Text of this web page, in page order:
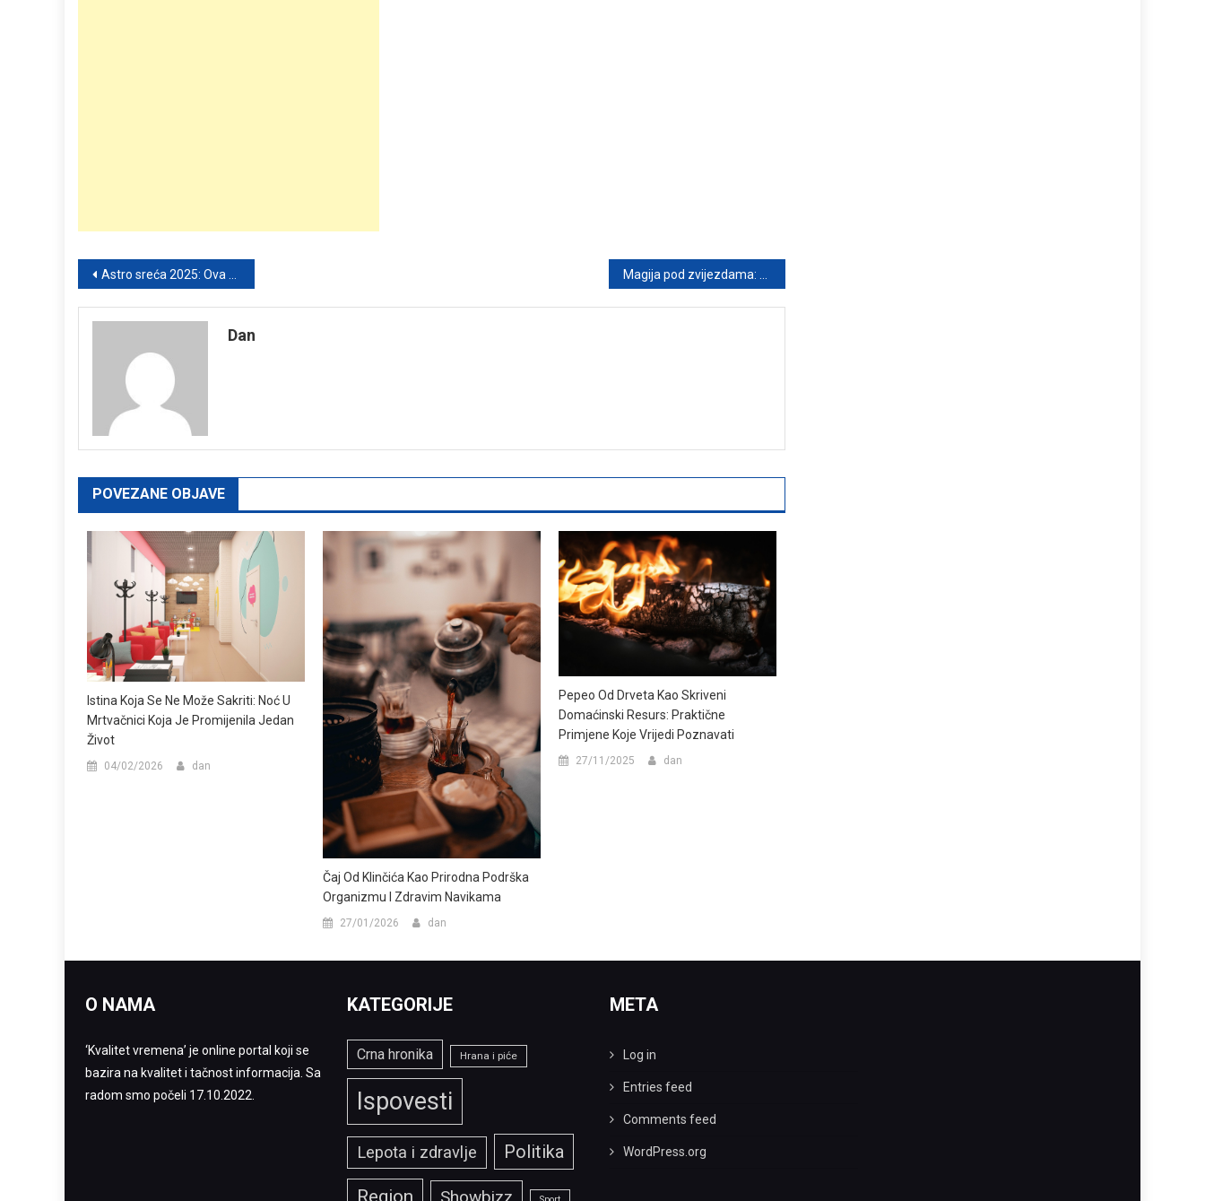
Post
navigation
Astro sreća 2025: Ova 3 horoskopska znaka imaju najveće šanse za loto dobitak!
Dan
POVEZANE OBJAVE
Istina Koja Se Ne Može Sakriti: Noć U
Mrtvačnici Koja Je Promijenila Jedan
Život
04/02/2026 dan
Čaj Od Klinčića Kao Prirodna Podrška
Organizmu I Zdravim Navikama
27/01/2026 dan
Pepeo Od Drveta Kao Skriveni
Domaćinski Resurs: Praktične
Primjene Koje Vrijedi Poznavati
27/11/2025 dan
O NAMA
‘Kvalitet vremena’ je online portal koji se
bazira na kvalitet i tačnost informacija. Sa
radom smo počeli 17.10.2022.
KATEGORIJE
Crna hronika Hrana i piće
Ispovesti
Lepota i zdravlje Politika
Region Showbizz
META
Log in
Entries feed
Comments feed
WordPress.org